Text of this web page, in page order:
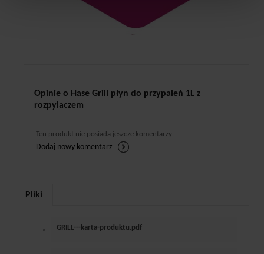
Opinie o Hase Grill płyn do przypaleń 1L z
rozpylaczem
Ten produkt nie posiada jeszcze komentarzy
Dodaj nowy komentarz
Pliki
GRILL---karta-produktu.pdf